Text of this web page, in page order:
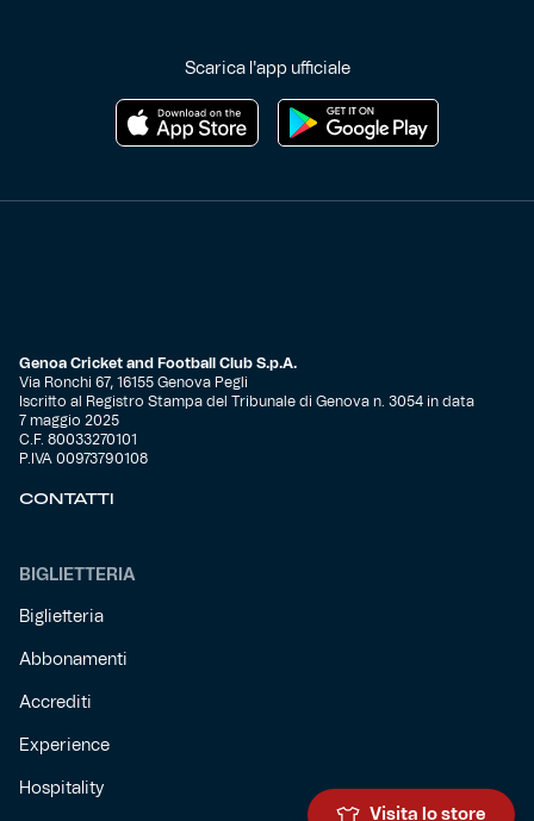
Scarica l'app ufficiale
Genoa Cricket and Football Club S.p.A.
Via Ronchi 67, 16155 Genova Pegli
Iscritto al Registro Stampa del Tribunale di Genova n. 3054 in data
7 maggio 2025
C.F. 80033270101
P.IVA 00973790108
CONTATTI
BIGLIETTERIA
Biglietteria
Abbonamenti
Accrediti
Experience
Hospitality
Visita lo store